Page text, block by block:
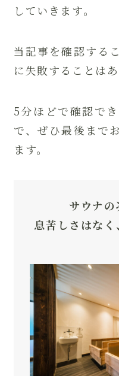
していきます。
当記事を確認する
に失敗することはあ
5分ほどで確認で
で、ぜひ最後まで
ます。
サウナの
息苦しさはなく